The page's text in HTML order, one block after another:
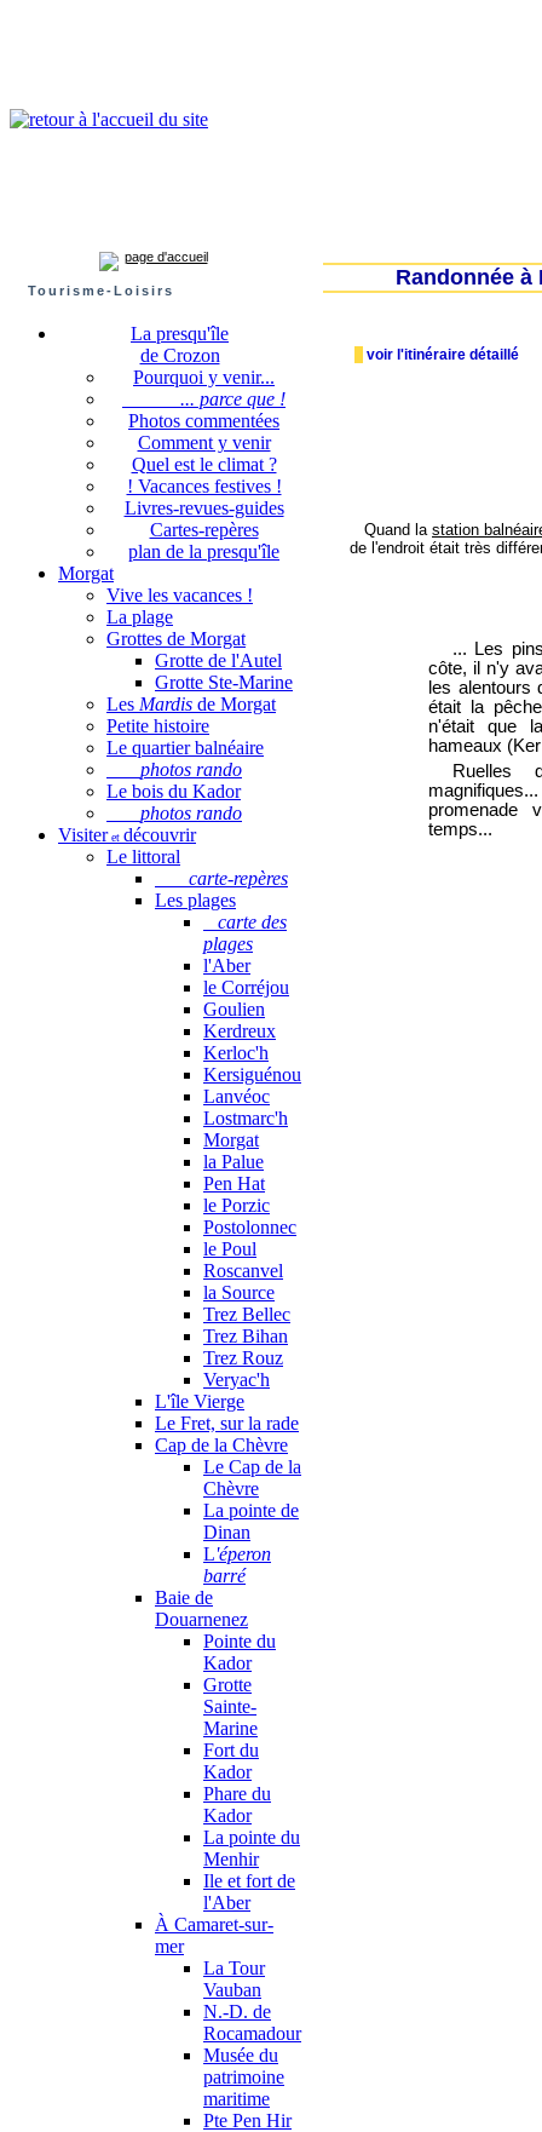
page d'accueil
Tourisme-Loisirs
La presqu'île
de Crozon
Pourquoi y venir...
... parce que !
Photos commentées
Comment y venir
Quel est le climat ?
! Vacances festives !
Livres-revues-guides
Cartes-repères
plan de la presqu'île
Morgat
Vive les vacances !
La plage
Grottes de Morgat
Grotte de l'Autel
Grotte Ste-Marine
Les Mardis de Morgat
Petite histoire
Le quartier balnéaire
photos rando
Le bois du Kador
photos rando
Visiteret découvrir
Le littoral
carte-repères
Les plages
carte des
plages
l'Aber
le Corréjou
Goulien
Kerdreux
Kerloc'h
Kersiguénou
Lanvéoc
Lostmarc'h
Morgat
la Palue
Pen Hat
le Porzic
Postolonnec
le Poul
Roscanvel
la Source
Trez Bellec
Trez Bihan
Trez Rouz
Veryac'h
L'île Vierge
Le Fret, sur la rade
Cap de la Chèvre
Le Cap de la
Chèvre
La pointe de
Dinan
L'éperon
barré
Baie de
Douarnenez
Pointe du
Kador
Grotte
Sainte-
Marine
Fort du
Kador
Phare du
Kador
La pointe du
Menhir
Ile et fort de
l'Aber
À Camaret-sur-
mer
La Tour
Vauban
N.-D. de
Rocamadour
Musée du
patrimoine
maritime
Pte Pen Hir
Randonnée
voir l'itinéraire détaillé
Quand la station
de l'endroit était très
... Les
côte, il n'y
les alentours
était la
n'était que
hameaux
promenade
temps...